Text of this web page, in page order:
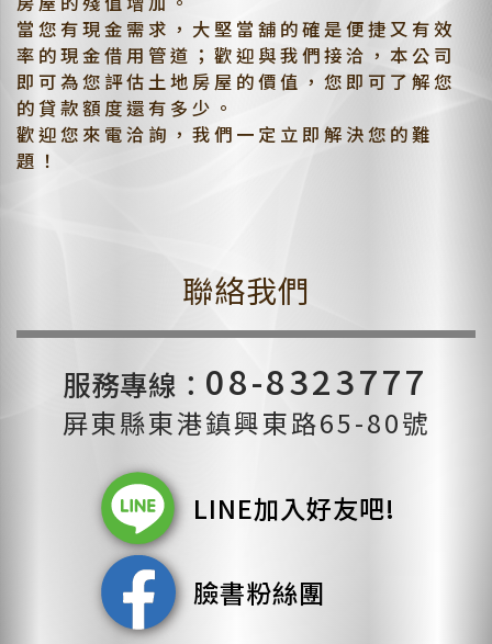
當您有現金需求，大堅當舖的確是便捷又有效
率的現金借用管道；歡迎與我們接洽，本公司
即可為您評估土地房屋的價值，您即可了解您
的貸款額度還有多少。
歡迎您來電洽詢，我們一定立即解決您的難
題！
聯絡我們
服務專線： 08-8323777
屏東縣東港鎮興東路65-80號
LINE加入好友吧!
臉書粉絲團